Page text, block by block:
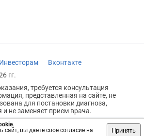
.
вы даете свое согласие на
Принять
Инвесторам
Вконтакте
гг.
требуется консультация
представленная на сайте, не
для постановки диагноза,
и не заменяет прием врача.
18+